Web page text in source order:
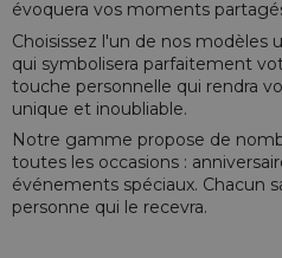
évoquera vos moments
Choisissez l'un de nos modèles
qui symbolisera parfaitement
touche personnelle qui rendra
unique et inoubliable.
Notre gamme propose de
toutes les occasions :
événements spéciaux. Chacun
personne qui le recevra.